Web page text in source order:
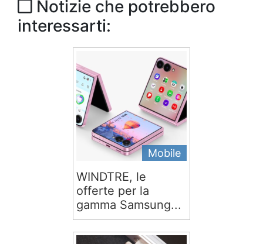
Notizie che potrebbero
interessarti:
Mobile
WINDTRE, le
offerte per la
gamma Samsung...